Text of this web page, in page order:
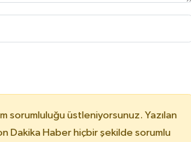
sorumluluğu üstleniyorsunuz. Yazılan
Dakika Haber hiçbir şekilde sorumlu